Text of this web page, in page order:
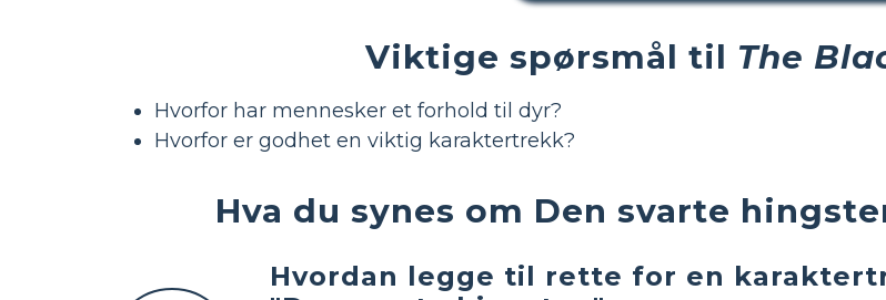
Viktige spørsmål til The
Hvorfor har mennesker et forhold til dyr?
Hvorfor er godhet en viktig karaktertrekk?
Hva du synes om Den svarte
Hvordan legge til rette for en